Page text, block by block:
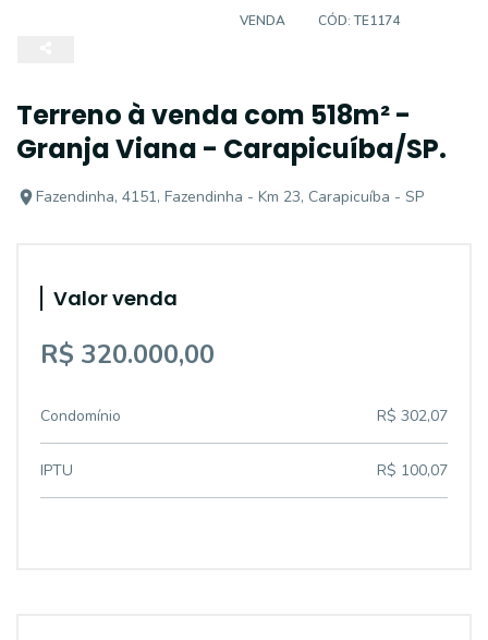
VENDA CÓD:TE1174
Terreno à venda com 518m² -
Granja Viana - Carapicuíba/SP.
Fazendinha, 4151, Fazendinha - Km 23, Carapicuíba - SP
Valor venda
R$ 320.000,00
Condomínio R$ 302,07
IPTU R$ 100,07